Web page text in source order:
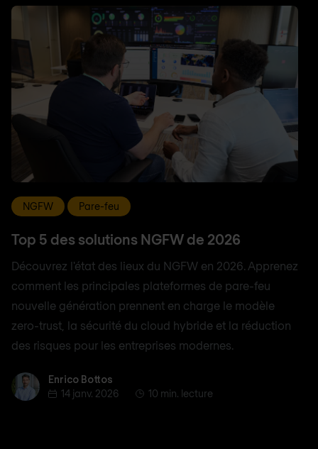
NGFW Pare-feu
Top 5 des solutions NGFW de 2026
Découvrez l'état des lieux du NGFW en 2026. Apprenez
comment les principales plateformes de pare-feu
nouvelle génération prennent en charge le modèle
zero-trust, la sécurité du cloud hybride et la réduction
des risques pour les entreprises modernes.
Enrico BottosEnrico Bottos
14 janv. 2026
10 min. lecture